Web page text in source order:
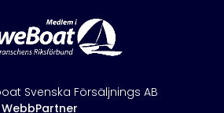
Svenska Försäljnings AB